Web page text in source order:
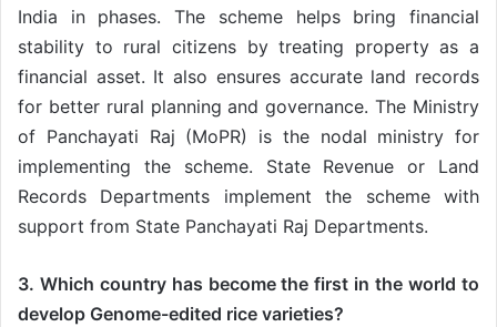
India in phases. The scheme helps bring financial
stability to rural citizens by treating property as a
financial asset. It also ensures accurate land records
for better rural planning and governance. The Ministry
of Panchayati Raj (MoPR) is the nodal ministry for
implementing the scheme. State Revenue or Land
Records Departments implement the scheme with
support from State Panchayati Raj Departments.
3. Which country has become the first in the world to
develop Genome-edited rice varieties?